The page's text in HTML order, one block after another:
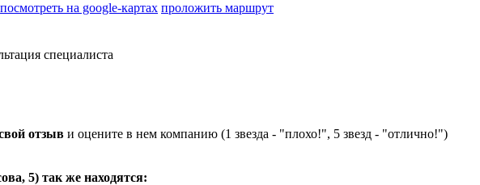
посмотреть на google-картах проложить маршрут
специалиста
отзыв и оцените в нем компанию (1 звезда - "плохо!", 5 звезд - "отлично!")
5) так же находятся: